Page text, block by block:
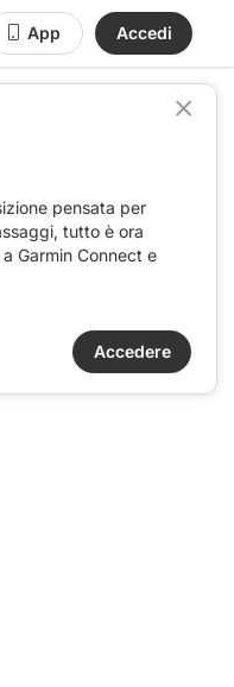
App Accedi
pensata per
tutto è ora
Garmin Connect e
Accedere